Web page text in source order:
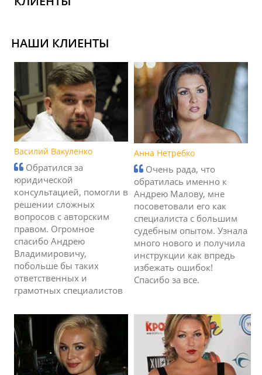
НАШИ КЛИЕНТЫ
Василий Вакуленко
Обратился за
юридической
консультацией, помогли в
решении сложных
вопросов с авторским
правом. Огромное
спасибо Андрею
Владимировичу,
побольше бы таких
ответственных и
грамотных специалистов
Анна Нетребко
Очень рада, что
обратилась именно к
Андрею Малову, мне
посоветовали его как
специалиста с большим
судебным опытом. Узнала
много нового и получила
инструкции как впредь
избежать ошибок!
Спасибо за все.